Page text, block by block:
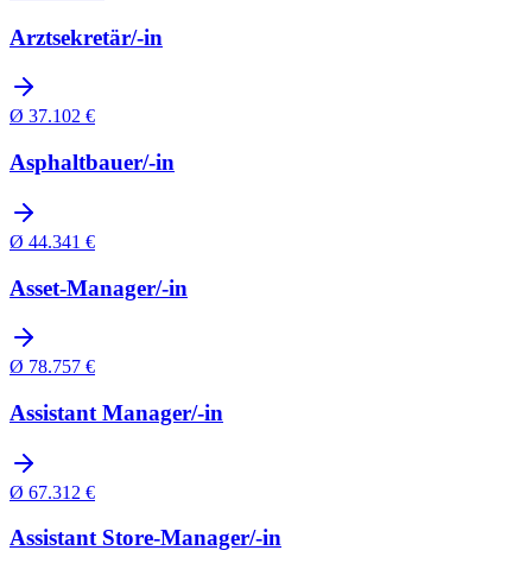
Arztsekretär/-in
Ø 37.102 €
Asphaltbauer/-in
Ø 44.341 €
Asset-Manager/-in
Ø 78.757 €
Assistant Manager/-in
Ø 67.312 €
Assistant Store-Manager/-in